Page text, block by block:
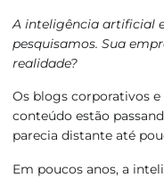
A inteligência artificial
pesquisamos. Sua
realidade?
Os blogs corporativos
conteúdo estão
parecia distante até
Em poucos anos, a